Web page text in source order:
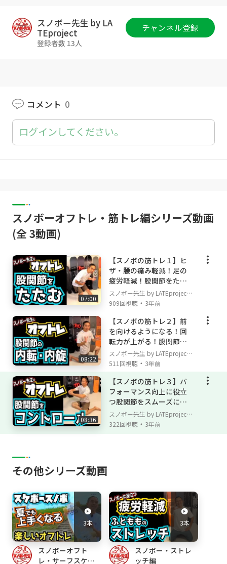
ヘルメット：DICE／D5
ケツパット：YOROI／AIRLY SHORT
リストガード：YOROI／POWER WRIST GUAR
●スポンサー
FNTC
NORTHWAVE
DRAKE
YOROI
DICE
blp
SWANS
黒田興業
クリーンヒット
●Special thanks
HAYASE
TAKUZO
OC STYLE
キロロリゾート
p01
insta360
PLATEPIA
horsefeathers
TaoTech
EVOC
RedBull
北海道ウォール
レストラン太郎
サッポロテイネ
レイトライダー
家族
◆レイトライダー
瀧澤憲一
山本純士
神保賢一
田中隆太
スノボー先生 by LA
TEproject
登録者数 13人
チャンネル登録
コメント 0
ログインしてください。
スノボーオフトレ・筋トレ編シリーズ動画
(全 3動画)
07:00
【スノボの筋トレ１】ヒ
ザ・腰の痛み軽減！足の
疲労軽減！股関節をたた
む動きの練習！
スノボー先生 by LATEproject
909回視聴 ・ 3年前
08:22
【スノボの筋トレ２】前
を向けるようになる！回
転力が上がる！股関節の
内転運動、内旋運動！
スノボー先生 by LATEproject
511回視聴 ・ 3年前
08:36
【スノボの筋トレ３】パ
フォーマンス向上に役立
つ股関節をスムーズにコ
ントロールする練習
スノボー先生 by LATEproject
322回視聴 ・ 3年前
その他シリーズ動画
3本
スノボーオフト
レ・サーフスケー
3本
スノボー・ストレ
ッチ編